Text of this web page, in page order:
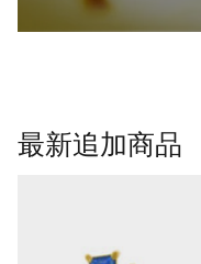
最新追加商品